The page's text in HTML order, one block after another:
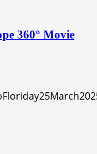
360° Movie